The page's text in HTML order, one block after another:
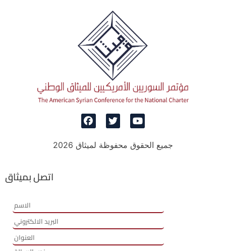
جميع الحقوق محفوظة لميثاق 2026
اتصل بميثاق